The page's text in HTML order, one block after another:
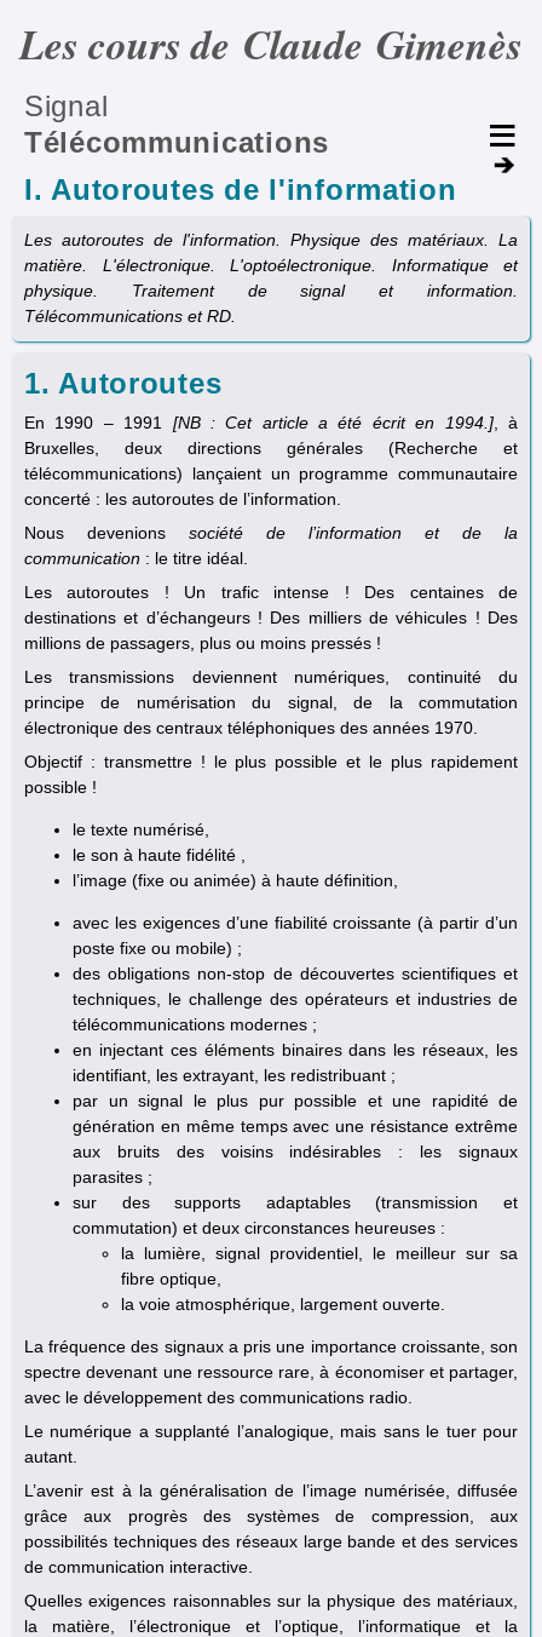
Les cours de Claude Gimenès
Signal
Télécommunications
I. Autoroutes de l'information
Les autoroutes de l'information. Physique des matériaux. La
matière. L'électronique. L'optoélectronique. Informatique et
physique. Traitement de signal et information.
Télécommunications et RD.
1. Autoroutes
En 1990 – 1991 [NB : Cet article a été écrit en 1994.], à
Bruxelles, deux directions générales (Recherche et
télécommunications) lançaient un programme communautaire
concerté : les autoroutes de l’information.
Nous devenions société de l’information et de la
communication : le titre idéal.
Les autoroutes ! Un trafic intense ! Des centaines de
destinations et d’échangeurs ! Des milliers de véhicules ! Des
millions de passagers, plus ou moins pressés !
Les transmissions deviennent numériques, continuité du
principe de numérisation du signal, de la commutation
électronique des centraux téléphoniques des années 1970.
Objectif : transmettre ! le plus possible et le plus rapidement
possible !
le texte numérisé,
le son à haute fidélité ,
l’image (fixe ou animée) à haute définition,
avec les exigences d’une fiabilité croissante (à partir d’un
poste fixe ou mobile) ;
des obligations non-stop de découvertes scientifiques et
techniques, le challenge des opérateurs et industries de
télécommunications modernes ;
en injectant ces éléments binaires dans les réseaux, les
identifiant, les extrayant, les redistribuant ;
par un signal le plus pur possible et une rapidité de
génération en même temps avec une résistance extrême
aux bruits des voisins indésirables : les signaux
parasites ;
sur des supports adaptables (transmission et
commutation) et deux circonstances heureuses :
la lumière, signal providentiel, le meilleur sur sa
fibre optique,
la voie atmosphérique, largement ouverte.
La fréquence des signaux a pris une importance croissante, son
spectre devenant une ressource rare, à économiser et partager,
avec le développement des communications radio.
Le numérique a supplanté l’analogique, mais sans le tuer pour
autant.
L’avenir est à la généralisation de l’image numérisée, diffusée
grâce aux progrès des systèmes de compression, aux
possibilités techniques des réseaux large bande et des services
de communication interactive.
Quelles exigences raisonnables sur la physique des matériaux,
la matière, l’électronique et l’optique, l’informatique et la